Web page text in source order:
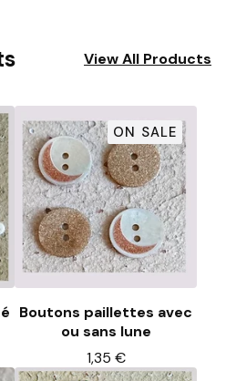
View All Products
ON SALE
Boutons paillettes avec
ou sans lune
1,35 €